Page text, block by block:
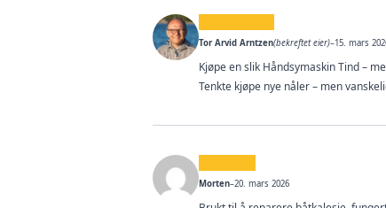
Tor Arvid Arntzen(bekreftet eier)–15. mars
Kjøpe en slik Håndsymaskin Tind –
Tenkte kjøpe nye nåler – men
Morten–20. mars 2026